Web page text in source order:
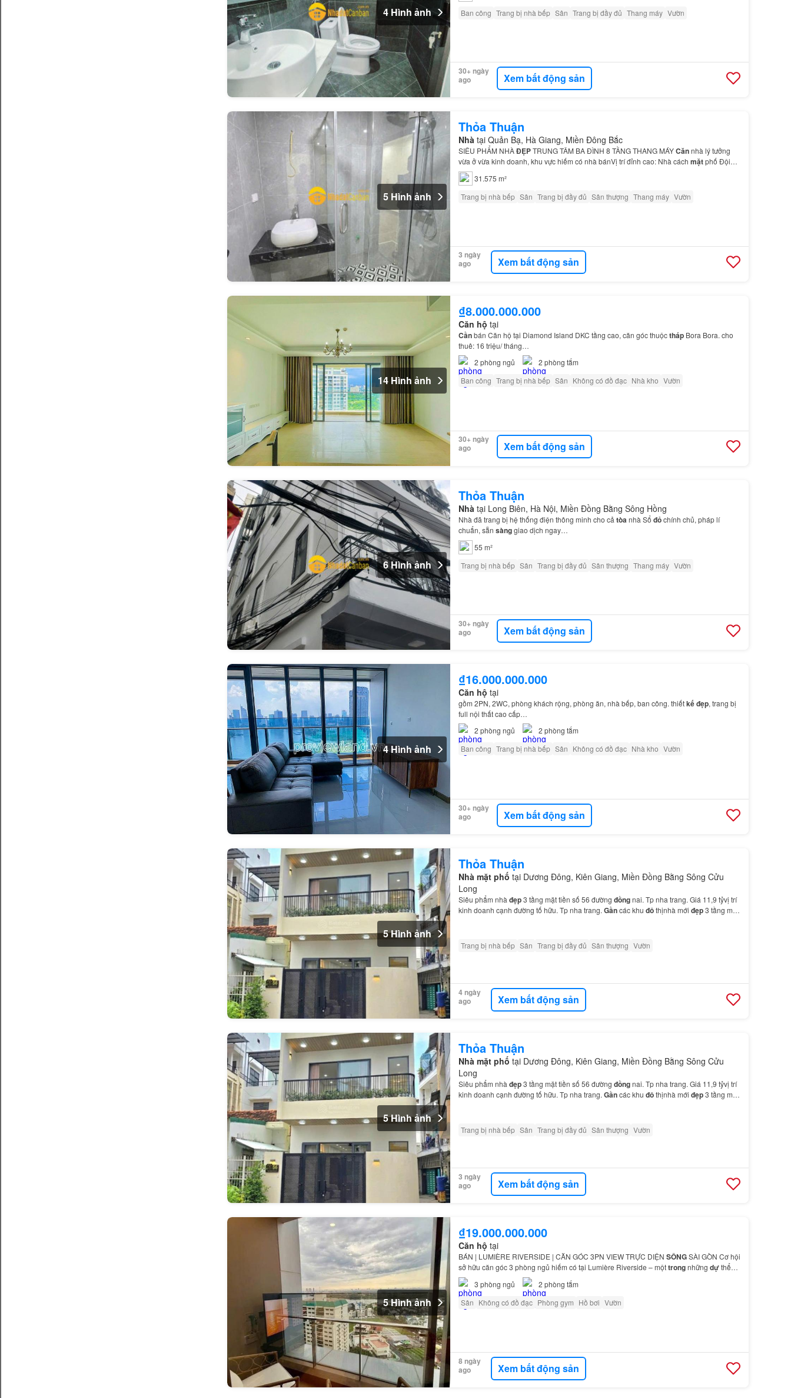
4 Hình ảnh
Ban công Trang bị nhà bếp Sân Trang bị đầy đủ Thang máy Vườn
30+ ngày
ago
Xem bất động sản
5 Hình ảnh
Thỏa Thuận
Nhàtại Quản Bạ, Hà Giang, Miền Đông Bắc
SIÊU PHẨM NHÀĐẸPTRUNG TÂM BA ĐÌNH 8 TẦNG THANG MÁYCănnhà lý tưởng
vừa ở vừa kinh doanh, khu vực hiếm có nhà bánVị trí đỉnh cao: Nhà cách mặtphố Đội
Cấnchỉ 10m, trung tâm Ba Đình, giao thông thuận tiện, khu vực kinh doan…
31.575 m²
Trang bị nhà bếp Sân Trang bị đầy đủ Sân thượng Thang máy Vườn
3 ngày
ago
Xem bất động sản
14 Hình ảnh
₫8.000.000.000
Căn hộ tại
Cầnbán Căn hộ tại Diamond Island DKC tầng cao, căn góc thuộcthápBora Bora. cho
thuê: 16 triệu/ tháng…
2 phòng ngủ 2 phòng tắm
Ban công Trang bị nhà bếp Sân Không có đồ đạc Nhà kho Vườn
30+ ngày
ago
Xem bất động sản
6 Hình ảnh
Thỏa Thuận
Nhà tại Long Biên, Hà Nội, Miền Đồng Bằng Sông Hồng
Nhà đã trang bị hệ thống điện thông minh cho cả tòanhà Sổ đỏchính chủ, pháp lí
chuẩn, sẵn sànggiao dịch ngay…
55 m²
Trang bị nhà bếp Sân Trang bị đầy đủ Sân thượng Thang máy Vườn
30+ ngày
ago
Xem bất động sản
4 Hình ảnh
₫16.000.000.000
Căn hộ tại
gồm 2PN, 2WC, phòng khách rộng, phòng ăn, nhà bếp, ban công. thiếtkếđẹp, trang bị
full nội thất cao cấp…
2 phòng ngủ 2 phòng tắm
Ban công Trang bị nhà bếp Sân Không có đồ đạc Nhà kho Vườn
30+ ngày
ago
Xem bất động sản
5 Hình ảnh
Thỏa Thuận
Nhà mặt phố tại Dương Đông, Kiên Giang, Miền Đồng Bằng Sông Cửu
Long
Siêu phẩm nhà đẹp3 tầng mặt tiền số 56 đường đồngnai. Tp nha trang. Giá 11,9 tỷvị trí
kinh doanh cạnh đường tố hữu. Tp nha trang. Gầncác khu đôthịnhà mới đẹp3 tầng mặt
Trang bị nhà bếp Sân Trang bị đầy đủ Sân thượng Vườn
4 ngày
ago
Xem bất động sản
5 Hình ảnh
Thỏa Thuận
Nhà mặt phố tại Dương Đông, Kiên Giang, Miền Đồng Bằng Sông Cửu
Long
Siêu phẩm nhà đẹp3 tầng mặt tiền số 56 đường đồngnai. Tp nha trang. Giá 11,9 tỷvị trí
kinh doanh cạnh đường tố hữu. Tp nha trang. Gầncác khu đôthịnhà mới đẹp3 tầng mặt
Trang bị nhà bếp Sân Trang bị đầy đủ Sân thượng Vườn
3 ngày
ago
Xem bất động sản
5 Hình ảnh
₫19.000.000.000
Căn hộ tại
BÁN | LUMIÈRE RIVERSIDE | CĂN GÓC 3PN VIEW TRỰC DIỆN SÔNGSÀI GÒN Cơ hội
sở hữu căn góc 3 phòng ngủ hiếm có tại Lumière Riverside – mộttrongnhững dựthể
thương lượng giữ lại một số nội thất hiện có nếu người mua có nhu cầu…
3 phòng ngủ 2 phòng tắm
Sân Không có đồ đạc Phòng gym Hồ bơi Vườn
8 ngày
ago
Xem bất động sản